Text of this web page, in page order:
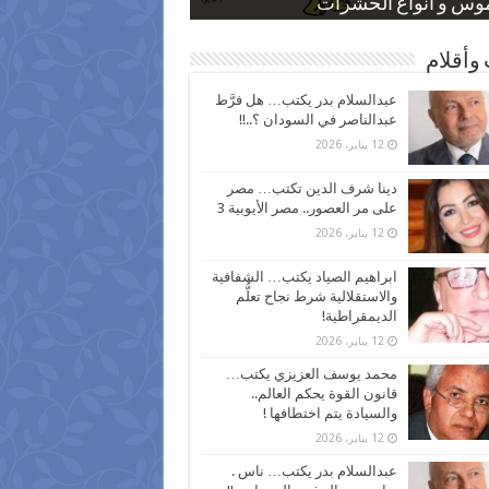
و أنواع الحشرات
بعد ارتفاع الأسعار
نسبة الطلاق في مصر
كاركاتيرية
كاركاتيرية
وأقلام
عبدالسلام بدر يكتب… هل فرَّط
عبدالناصر في السودان ؟..!!
12 يناير، 2026
دينا شرف الدين تكتب… مصر
على مر العصور.. مصر الأيوبية 3
12 يناير، 2026
ابراهيم الصياد يكتب… الشفافية
والاستقلالية شرط نجاح تعلُّم
الديمقراطية!
12 يناير، 2026
محمد يوسف العزيزي يكتب…
قانون القوة يحكم العالم..
والسيادة يتم اختطافها !
12 يناير، 2026
عبدالسلام بدر يكتب… ناس .